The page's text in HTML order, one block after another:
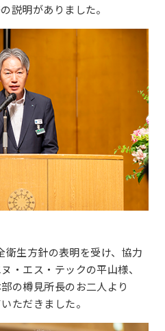
説明がありました。
衛生方針の表明を受け、協力
・エス・テックの平山様、
の樽見所長のお二人より
ただきました。